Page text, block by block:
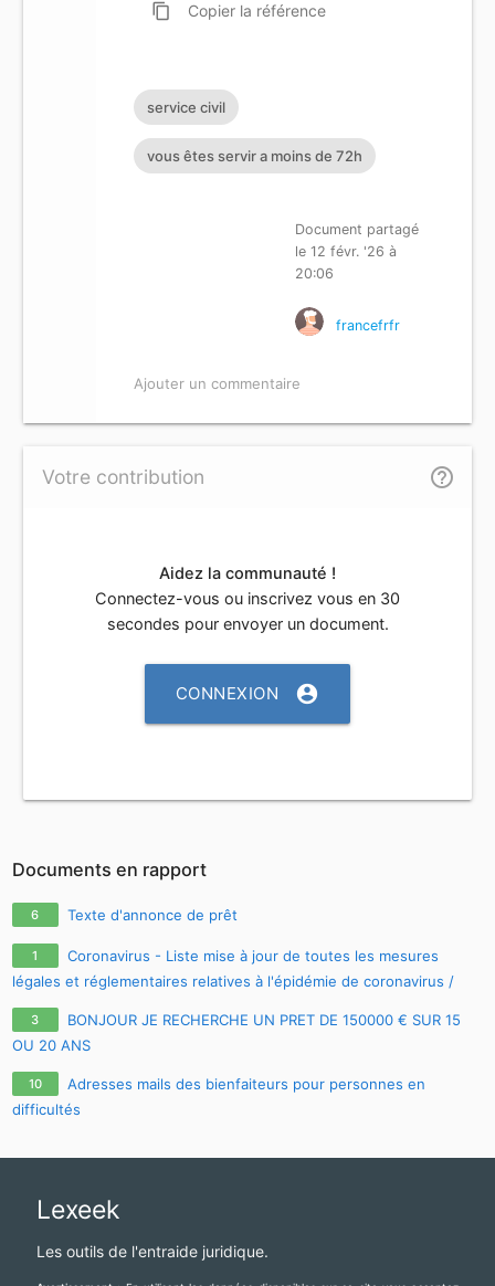
content_copy Copier la référence
service civil
vous êtes servir a moins de 72h
Document partagé
le 12 févr. '26 à
20:06
francefrfr
Ajouter un commentaire
Votre contribution help_outline
Aidez la communauté !
Connectez-vous ou inscrivez vous en 30
secondes pour envoyer un document.
CONNEXION account_circle
Documents en rapport
6 Texte d'annonce de prêt
1
Coronavirus - Liste mise à jour de toutes les mesures
légales et réglementaires relatives à l'épidémie de coronavirus /
covid-19 / sars-cov-2
3
BONJOUR JE RECHERCHE UN PRET DE 150000 € SUR 15
OU 20 ANS
10
Adresses mails des bienfaiteurs pour personnes en
difficultés
Lexeek
Les outils de l'entraide juridique.